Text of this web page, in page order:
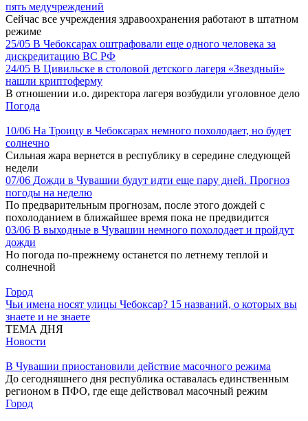
пять медучреждений
Сейчас все учреждения здравоохранения работают в штатном
режиме
25/05 В Чебоксарах оштрафовали еще одного человека за
дискредитацию ВС РФ
24/05 В Цивильске в столовой детского лагеря «Звездный»
нашли криптоферму
В отношении и.о. директора лагеря возбудили уголовное дело
Погода
10/06 На Троицу в Чебоксарах немного похолодает, но будет
солнечно
Сильная жара вернется в республику в середине следующей
недели
07/06 Дожди в Чувашии будут идти еще пару дней. Прогноз
погоды на неделю
По предварительным прогнозам, после этого дождей с
похолоданием в ближайшее время пока не предвидится
03/06 В выходные в Чувашии немного похолодает и пройдут
дожди
Но погода по-прежнему останется по летнему теплой и
солнечной
Город
Чьи имена носят улицы Чебоксар? 15 названий, о которых вы
знаете и не знаете
ТЕМА ДНЯ
Новости
В Чувашии приостановили действие масочного режима
До сегодняшнего дня республика оставалась единственным
регионом в ПФО, где еще действовал масочный режим
Город